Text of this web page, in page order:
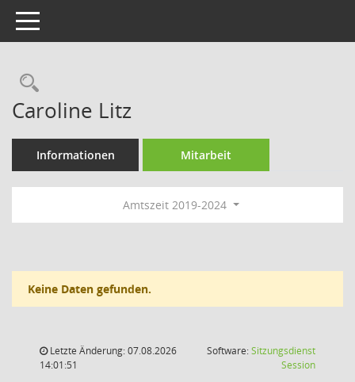
Toggle navigation
Rechercheauswahl
Caroline Litz
Informationen Mitarbeit
Amtszeit 2019-2024
Keine Daten gefunden.
Letzte Änderung: 07.08.2026
14:01:51
Software:Sitzungsdienst
Session(Wird in